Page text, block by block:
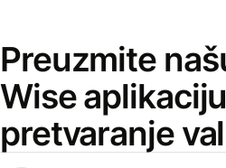
Preuzmite
Wise
pretvaranje